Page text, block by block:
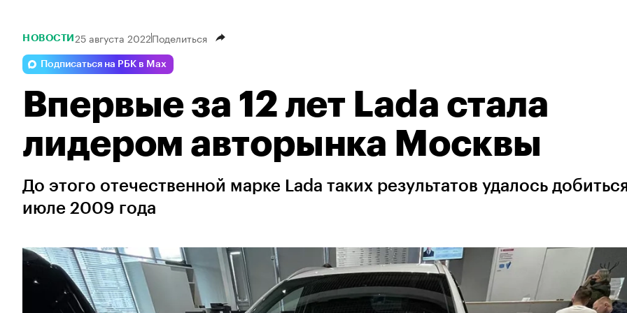
НОВОСТИ 25 августа 2022Поделиться
Подписаться на РБК в Max
Впервые за 12 лет Lada стала
лидером авторынка Москвы
До этого отечественной марке Lada таких результатов удалось
июле 2009 года